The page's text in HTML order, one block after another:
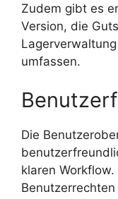
Zudem gibt es
Version, die
umfassen.
Die
klaren